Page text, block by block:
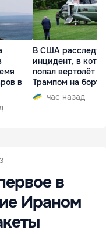
в
В США
инцидент, в
попал вертолёт с
Трампом на борту
час назад
в
Ираном